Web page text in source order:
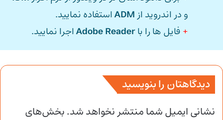
و در اندروید از ADMاستفاده نمایید.
+ فایل ها را باAdobe Readerاجرا نمایید.
دیدگاهتان را بنویسید
نشانی ایمیل شما منتشر نخواهد شد.بخش‌های